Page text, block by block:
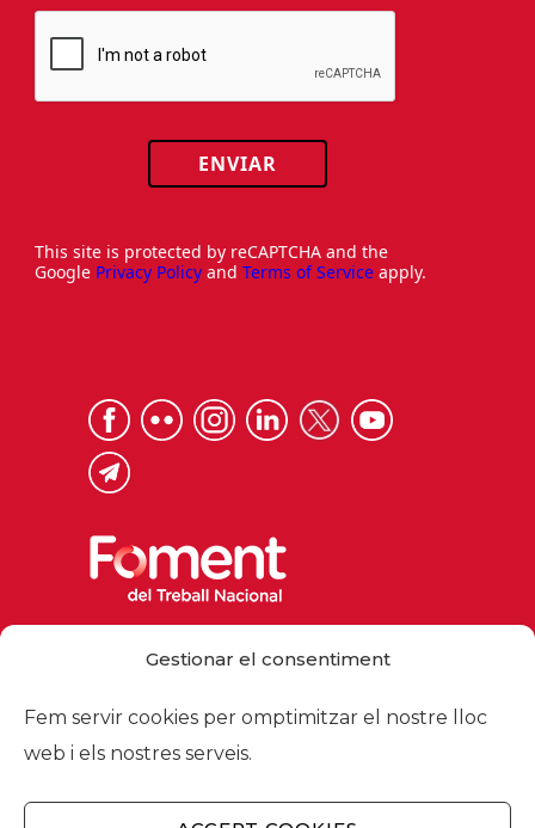
Gestionar el consentiment
Fem servir cookies per omptimitzar el nostre lloc
web i els nostres serveis.
ENVIAR
This site is protected by reCAPTCHA and the
Google Privacy Policy and Terms of Service apply.
foment@foment.com